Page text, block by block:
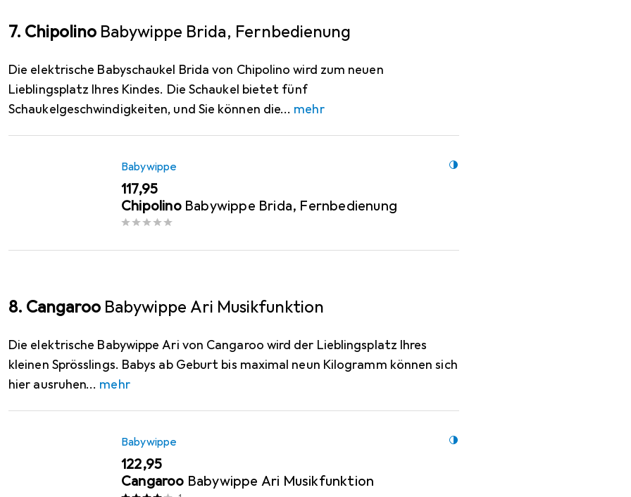
7. Chipolino Babywippe Brida, Fernbedienung
Die elektrische Babyschaukel Brida von Chipolino wird zum neuen
Lieblingsplatz Ihres Kindes. Die Schaukel bietet fünf
Schaukelgeschwindigkeiten, und Sie können die
mehr
Babywippe
EUR
117,95
Chipolino Babywippe Brida, Fernbedienung
8. Cangaroo Babywippe Ari Musikfunktion
Die elektrische Babywippe Ari von Cangaroo wird der Lieblingsplatz Ihres
kleinen Sprösslings. Babys ab Geburt bis maximal neun Kilogramm können sich
hier ausruhen
mehr
Babywippe
EUR
122,95
Cangaroo Babywippe Ari Musikfunktion